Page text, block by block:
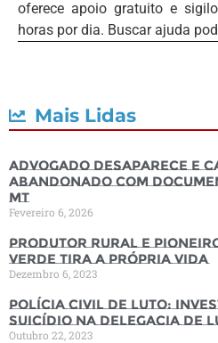
oferece apoio gratuito e
horas por dia. Buscar ajuda
Mais Lidas
Advogado desaparece e
abandonado com
MT
Fevereiro 6, 2026
Produtor rural e pioneiro
Verde tira a própria vida
Dezembro 6, 2023
Polícia Civil de luto:
suicídio na Delegacia de
Outubro 22, 2023